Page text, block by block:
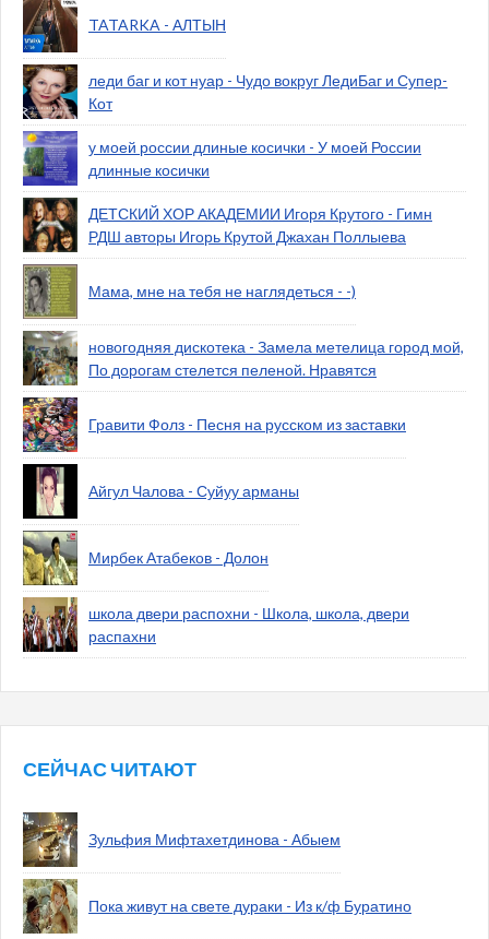
TATARKA - АЛТЫН
леди баг и кот нуар - Чудо вокруг ЛедиБаг и Супер-
Кот
у моей россии длиные косички - У моей России
длинные косички
ДЕТСКИЙ ХОР АКАДЕМИИ Игоря Крутого - Гимн
РДШ авторы Игорь Крутой Джахан Поллыева
Мама, мне на тебя не наглядеться - -)
новогодняя дискотека - Замела метелица город мой,
По дорогам стелется пеленой. Нравятся
Гравити Фолз - Песня на русском из заставки
Айгул Чалова - Суйуу арманы
Мирбек Атабеков - Долон
школа двери распохни - Школа, школа, двери
распахни
СЕЙЧАС ЧИТАЮТ
Зульфия Мифтахетдинова - Абыем
Пока живут на свете дураки - Из к/ф Буратино